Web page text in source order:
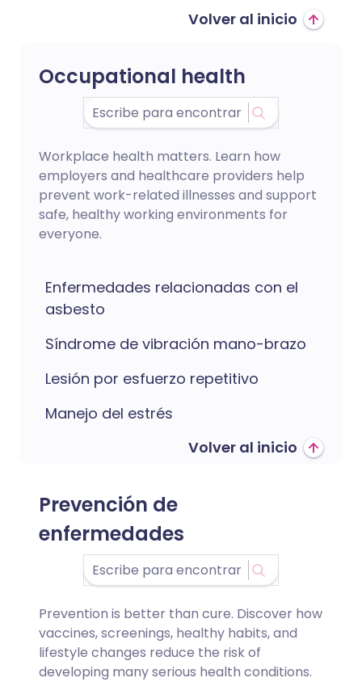
Volver al inicio
Occupational health
Workplace health matters. Learn how
employers and healthcare providers help
prevent work-related illnesses and support
safe, healthy working environments for
everyone.
Enfermedades relacionadas con el
asbesto
Síndrome de vibración mano-brazo
Lesión por esfuerzo repetitivo
Manejo del estrés
Volver al inicio
Prevención de
enfermedades
Prevention is better than cure. Discover how
vaccines, screenings, healthy habits, and
lifestyle changes reduce the risk of
developing many serious health conditions.